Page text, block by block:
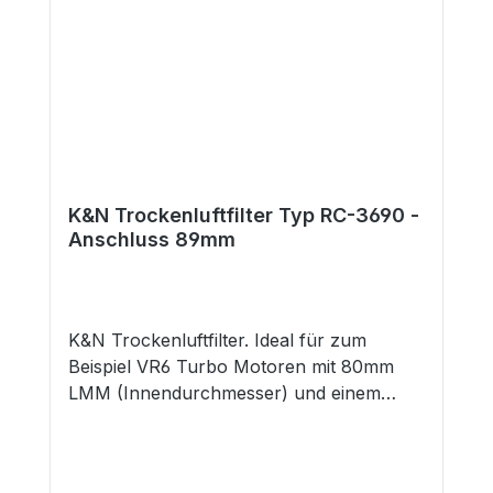
K&N Trockenluftfilter Typ RC-3690 -
Anschluss 89mm
K&N Trockenluftfilter. Ideal für zum
Beispiel VR6 Turbo Motoren mit 80mm
LMM (Innendurchmesser) und einem